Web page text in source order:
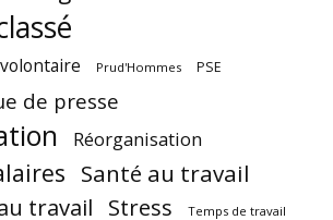
Prud'Hommes PSE
de presse
Réorganisation
Santé au travail
travail Stress Temps de travail